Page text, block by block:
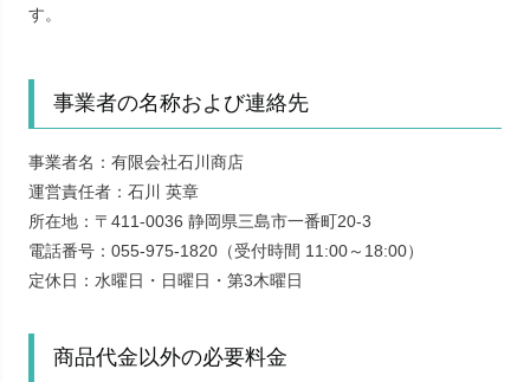
す。
事業者の名称および連絡先
事業者名：有限会社石川商店
運営責任者：石川 英章
所在地：〒411-0036 静岡県三島市一番町20-3
電話番号：055-975-1820（受付時間 11:00～18:00）
定休日：水曜日・日曜日・第3木曜日
商品代金以外の必要料金